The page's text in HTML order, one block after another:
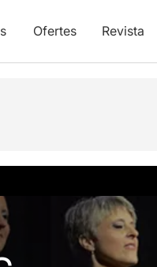
Ofertes Revista
i vídeos Opinions